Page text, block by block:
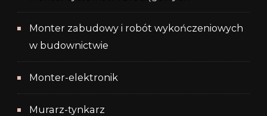
Monter zabudowy i robót wykończeniowych
w budownictwie
Monter-elektronik
Murarz-tynkarz